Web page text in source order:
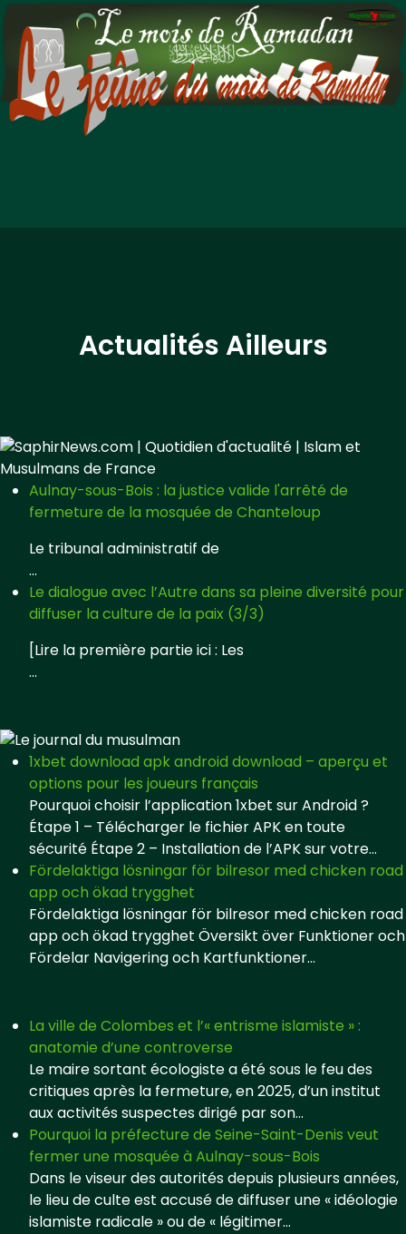
Actualités Ailleurs
Aulnay-sous-Bois : la justice valide l'arrêté de
fermeture de la mosquée de Chanteloup
Le tribunal administratif de
...
Le dialogue avec l’Autre dans sa pleine diversité pour
diffuser la culture de la paix (3/3)
[Lire la première partie ici : Les
...
1xbet download apk android download – aperçu et
options pour les joueurs français
Pourquoi choisir l’application 1xbet sur Android ?
Étape 1 – Télécharger le fichier APK en toute
sécurité Étape 2 – Installation de l’APK sur votre...
Fördelaktiga lösningar för bilresor med chicken road
app och ökad trygghet
Fördelaktiga lösningar för bilresor med chicken road
app och ökad trygghet Översikt över Funktioner och
Fördelar Navigering och Kartfunktioner...
La ville de Colombes et l’« entrisme islamiste » :
anatomie d’une controverse
Le maire sortant écologiste a été sous le feu des
critiques après la fermeture, en 2025, d’un institut
aux activités suspectes dirigé par son...
Pourquoi la préfecture de Seine-Saint-Denis veut
fermer une mosquée à Aulnay-sous-Bois
Dans le viseur des autorités depuis plusieurs années,
le lieu de culte est accusé de diffuser une « idéologie
islamiste radicale » ou de « légitimer...